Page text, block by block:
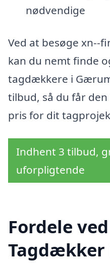
nødvendige
Ved at besøge xn--
kan du nemt finde
tagdækkere i
tilbud, så du får
pris for dit
Indhent 3 tilbud,
uforpligtende
Fordele